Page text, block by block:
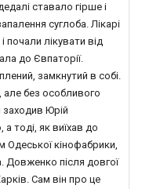
ставало гірше і
суглоба. Лікарі
почали лікувати від
до Євпаторії.
замкнутий в собі.
але без особливого
заходив Юрій
тоді, як виїхав до
кінофабрики,
Довженко після довгої
Сам він про це